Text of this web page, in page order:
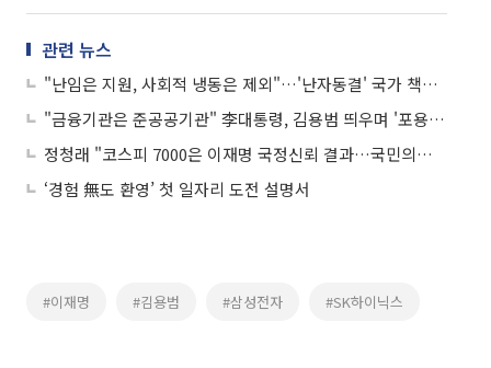
관련 뉴스
"난임은 지원, 사회적 냉동은 제외"…'난자동결' 국가 책임은 어디까지
"금융기관은 준공공기관" 李대통령, 김용범 띄우며 '포용금융' 드라이브
정청래 "코스피 7000은 이재명 국정신뢰 결과…국민의힘은 갈라파고스"
‘경험 無도 환영’ 첫 일자리 도전 설명서
#이재명 #김용범 #삼성전자 #SK하이닉스